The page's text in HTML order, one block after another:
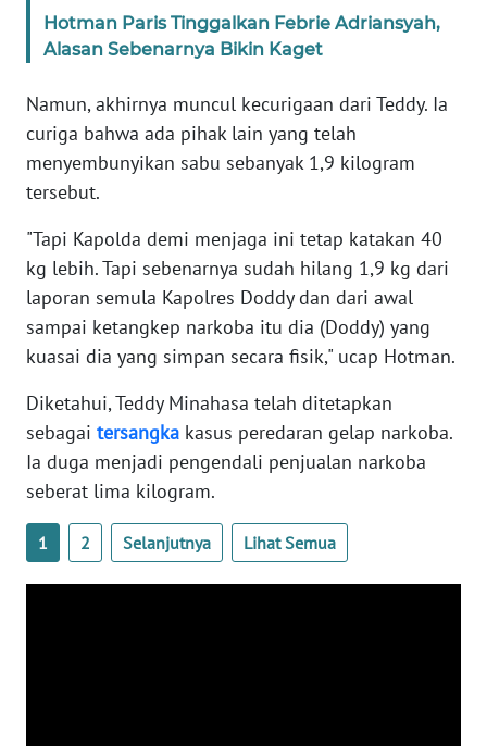
Hotman Paris Tinggalkan Febrie Adriansyah,
Alasan Sebenarnya Bikin Kaget
Namun, akhirnya muncul kecurigaan dari Teddy. Ia
curiga bahwa ada pihak lain yang telah
menyembunyikan sabu sebanyak 1,9 kilogram
tersebut.
"Tapi Kapolda demi menjaga ini tetap katakan 40
kg lebih. Tapi sebenarnya sudah hilang 1,9 kg dari
laporan semula Kapolres Doddy dan dari awal
sampai ketangkep narkoba itu dia (Doddy) yang
kuasai dia yang simpan secara fisik," ucap Hotman.
Diketahui, Teddy Minahasa telah ditetapkan
sebagai tersangka kasus peredaran gelap narkoba.
Ia duga menjadi pengendali penjualan narkoba
seberat lima kilogram.
1 2 Selanjutnya Lihat Semua
WN
SUMUT
WN
JAKARTA
WN
WN
BANTEN
WN
WN
KEPRI
PAPUA